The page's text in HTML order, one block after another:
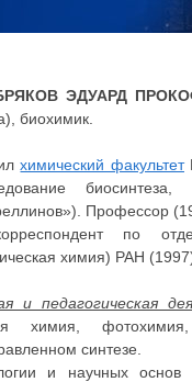
ЭДУАРД
биохимик.
химический факультет
Профессор
по
химия) РАН
и педагогическая
химия,
синтезе.
и научных основ